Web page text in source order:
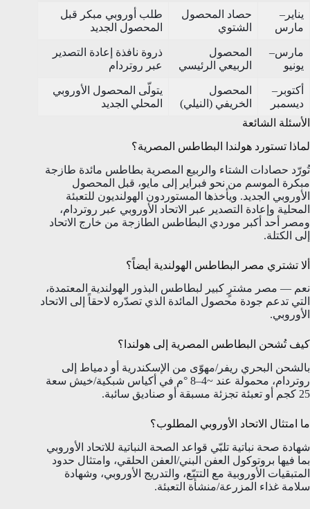
يناير–
مارس
حصاد المحصول
الشتوي
طلب أوروبي مبكر قبل
المحصول الجديد
مارس–
يونيو
المحصول
الربيعي الرئيسي
ذروة نافذة إعادة التصدير
عبر روتردام
أكتوبر–
ديسمبر
المحصول
الخريفي (النيلي)
يتولّى المحصول الأوروبي
المحلي الجديد
الأسئلة الشائعة
لماذا تستورد هولندا البطاطس المصرية؟
تُورّد حصادات الشتاء والربيع المصرية بطاطس مائدة طازجة
مبكرة الموسم من نحو فبراير إلى مايو، قبل المحصول
الأوروبي الجديد. ويأخذها المستوردون الهولنديون للتعبئة
المحلية وإعادة التصدير عبر الاتحاد الأوروبي عبر روتردام،
ومصر أحد أكبر موردي البطاطس الطازجة من خارج الاتحاد
إلى الكتلة.
ألا تشتري مصر البطاطس الهولندية أيضاً؟
نعم — مصر مشترٍ كبير لبطاطس البذور الهولندية المعتمدة،
التي تدعم جودة محصول المائدة الذي تصدّره لاحقاً إلى الاتحاد
الأوروبي.
كيف تُشحن البطاطس المصرية إلى هولندا؟
بالشحن البحري ريفر/مهوّى من الإسكندرية أو دمياط إلى
روتردام، محمولة عند ~4–8 °م في أكياس شبكية/خيش سعة
25 كجم أو تعبئة تجزئة مسبقة أو صناديق سائبة.
ما امتثال الاتحاد الأوروبي المطلوب؟
شهادة صحة نباتية تلبّي قواعد الصحة النباتية للاتحاد الأوروبي
بما فيها بروتوكول العفن البني/العفن الحلقي، وامتثال حدود
المتبقيات الأوروبية مع التتبّع، والتدريج الأوروبي، وشهادة
سلامة غذاء المزرعة/منشأة التعبئة.